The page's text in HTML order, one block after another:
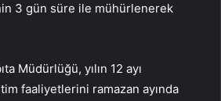
3 gün süre ile mühürlenerek
Müdürlüğü, yılın 12 ayı
faaliyetlerini ramazan ayında